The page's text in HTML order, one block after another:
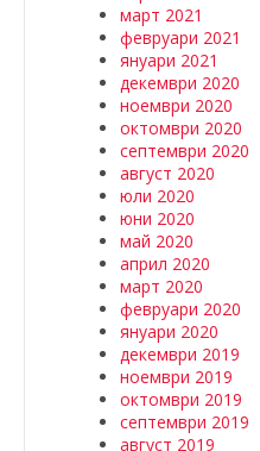
март 2021
февруари 2021
януари 2021
декември 2020
ноември 2020
октомври 2020
септември 2020
август 2020
юли 2020
юни 2020
май 2020
април 2020
март 2020
февруари 2020
януари 2020
декември 2019
ноември 2019
октомври 2019
септември 2019
август 2019